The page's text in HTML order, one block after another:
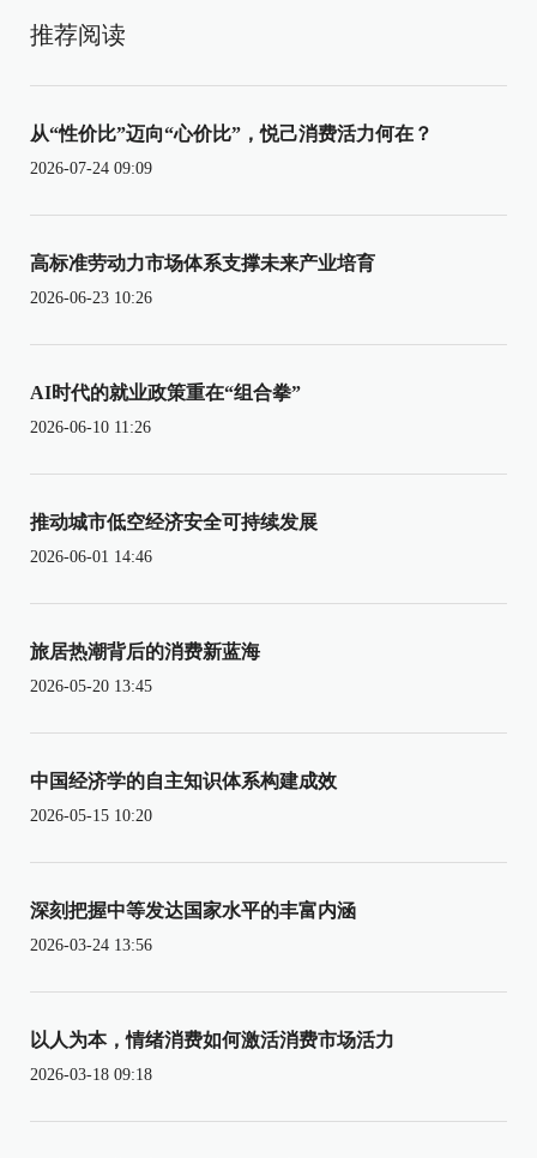
推荐阅读
从“性价比”迈向“心价比”，悦己消费活力何在？
2026-07-24 09:09
高标准劳动力市场体系支撑未来产业培育
2026-06-23 10:26
AI时代的就业政策重在“组合拳”
2026-06-10 11:26
推动城市低空经济安全可持续发展
2026-06-01 14:46
旅居热潮背后的消费新蓝海
2026-05-20 13:45
中国经济学的自主知识体系构建成效
2026-05-15 10:20
深刻把握中等发达国家水平的丰富内涵
2026-03-24 13:56
以人为本，情绪消费如何激活消费市场活力
2026-03-18 09:18